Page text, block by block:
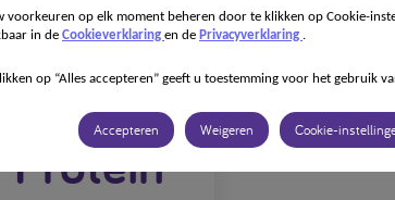
cakejes
voorkeuren op elk moment beheren door te klikken op Cookie-
in de Cookieverklaring en de Privacyverklaring .
op “Alles accepteren” geeft u toestemming voor het gebruik
Accepteren Weigeren Cookie-